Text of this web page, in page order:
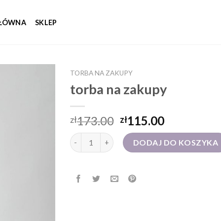
SKLEP
TORBA NA ZAKUPY
torba na zakupy
zł173.00 zł115.00
ilość torba na zakupyDODAJ DO KOSZYKA